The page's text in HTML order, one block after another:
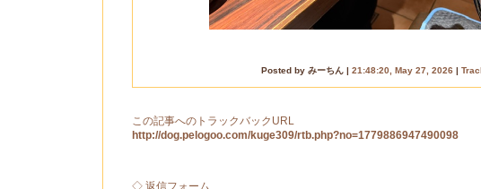
Posted by みーちん | 21:48:20, May 27, 2026 |
この記事へのトラックバックURL
http://dog.pelogoo.com/kuge309/rtb.php?no=1779886947490098
◇ 返信フォーム